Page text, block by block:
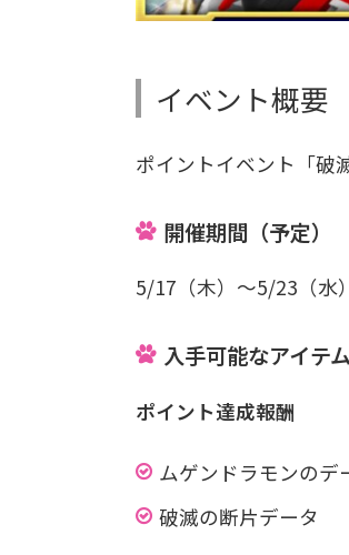
イベント概要
ポイントイベント「破
開催期間（予定）
5/17（木）～5/23（水
入手可能なアイテム
ポイント達成報酬
ムゲンドラモンのデ
破滅の断片データ